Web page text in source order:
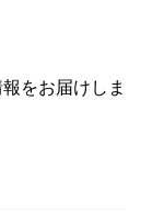
をお届けしま